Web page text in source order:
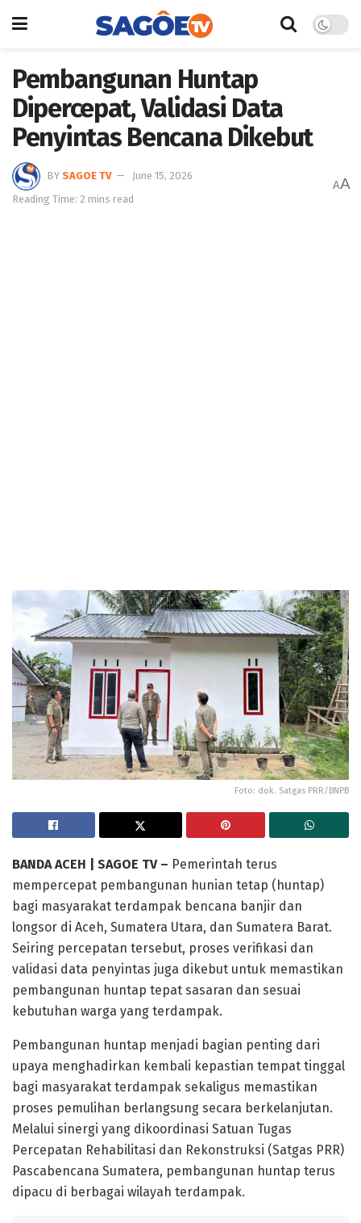
Pembangunan Huntap
Dipercepat, Validasi Data
Penyintas Bencana Dikebut
BY SAGOE TV
June 15, 2026
Reading Time: 2 mins read
AA
Foto: dok. Satgas PRR/BNPB
BANDA ACEH | SAGOE TV – Pemerintah terus
mempercepat pembangunan hunian tetap (huntap)
bagi masyarakat terdampak bencana banjir dan
longsor di Aceh, Sumatera Utara, dan Sumatera Barat.
Seiring percepatan tersebut, proses verifikasi dan
validasi data penyintas juga dikebut untuk memastikan
pembangunan huntap tepat sasaran dan sesuai
kebutuhan warga yang terdampak.
Pembangunan huntap menjadi bagian penting dari
upaya menghadirkan kembali kepastian tempat tinggal
bagi masyarakat terdampak sekaligus memastikan
proses pemulihan berlangsung secara berkelanjutan.
Melalui sinergi yang dikoordinasi Satuan Tugas
Percepatan Rehabilitasi dan Rekonstruksi (Satgas PRR)
Pascabencana Sumatera, pembangunan huntap terus
dipacu di berbagai wilayah terdampak.